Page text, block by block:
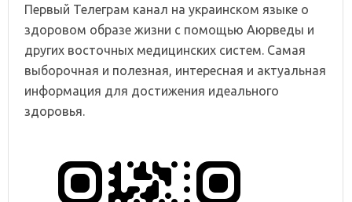
Первый Телеграм канал на украинском языке о
здоровом образе жизни с помощью Аюрведы и
других восточных медицинских систем. Самая
выборочная и полезная, интересная и актуальная
информация для достижения идеального
здоровья.